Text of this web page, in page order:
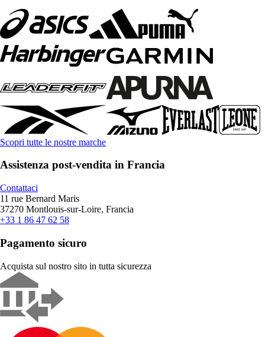
Scopri tutte le nostre marche
Assistenza post-vendita in Francia
Contattaci
11 rue Bernard Maris
37270 Montlouis-sur-Loire, Francia
+33 1 86 47 62 58
Pagamento sicuro
Acquista sul nostro sito in tutta sicurezza